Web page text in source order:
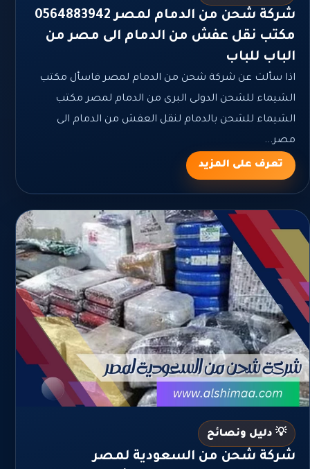
شركة شحن من الدمام لمصر 0564883942
مكتب نقل عفش من الدمام الى مصر من
الباب للباب
اذا سألت عن شركة شحن من الدمام لمصر فاسأل مكتب
الشيماء للشحن الدولى البرى من الدمام لمصر مكتب
الشيماء للشحن بالدمام لنقل العفش من الدمام الى
مصر...
تعرف على المزيد
💡 دليل ونصائح
شركة شحن من السعودية لمصر